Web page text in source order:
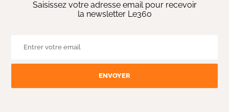
Saisissez votre adresse email pour recevoir
la newsletter Le360
ENVOYER